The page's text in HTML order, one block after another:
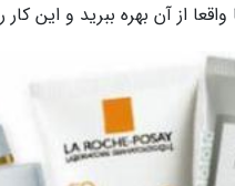
از آن بهره ببرید و این